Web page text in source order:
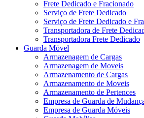
Frete Dedicado e Fracionado
Serviço de Frete Dedicado
Serviço de Frete Dedicado e
Transportadora de Frete
Transportadora Frete Dedicado
Guarda Móvel
Armazenagem de Cargas
Armazenagem de Moveis
Armazenamento de Cargas
Armazenamento de Moveis
Armazenamento de Pertences
Empresa de Guarda de
Empresa de Guarda Móveis